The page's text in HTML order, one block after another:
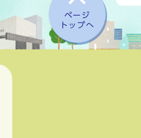
ページ
トップへ